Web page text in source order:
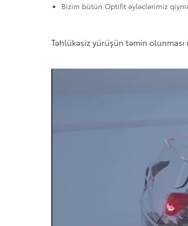
Bizim bütün Optifit əyləclərimiz
Təhlükəsiz yürüşün təmin